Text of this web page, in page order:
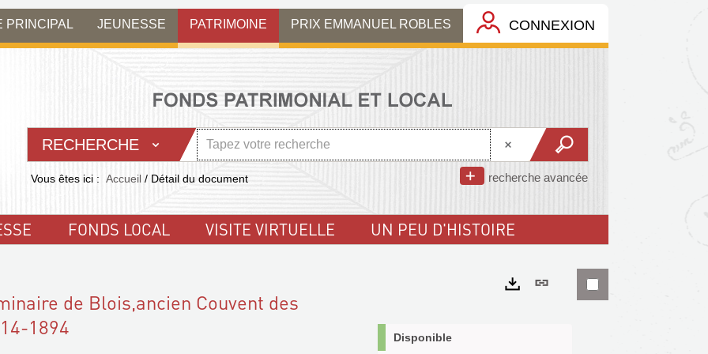
PRINCIPAL JEUNESSE PATRIMOINE PRIX EMMANUEL ROBLES CONNEXION
RECHERCHE
recherche avancée
Vous êtes ici : Accueil / Détail du document
FONDS LOCAL VISITE VIRTUELLE UN PEU D'HISTOIRE
de Blois,ancien Couvent des
1894
Lien
Disponible